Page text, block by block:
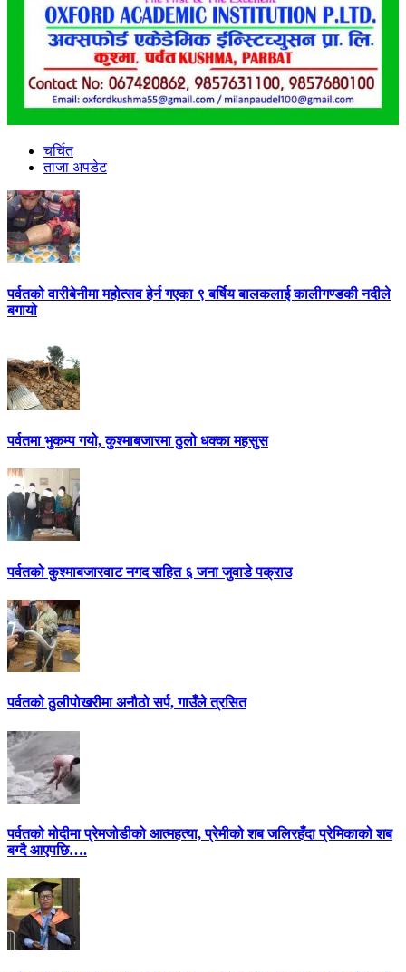
चर्चित
ताजा अपडेट
पर्वतको वारीबेनीमा महोत्सव हेर्न गएका ९ बर्षिय बालकलाई कालीगण्डकी नदीले
बगायो
पर्वतमा भुकम्प गयो, कुश्माबजारमा ठुलो धक्का महसुस
पर्वतको कुश्माबजारवाट नगद सहित ६ जना जुवाडे पक्राउ
पर्वतको ठुलीपोखरीमा अनौठो सर्प, गाउँले त्रसित
पर्वतको मोदीमा प्रेमजोडीको आत्महत्या, प्रेमीको शब जलिरहँदा प्रेमिकाको शब
बग्दै आएपछि….